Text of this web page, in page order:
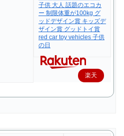
子供 大人 話題のエコカ
ー 制限体重が100kg グ
ッドデザイン賞 キッズデ
ザイン賞 グッドトイ賞
red car toy vehicles 子供
の日
楽天